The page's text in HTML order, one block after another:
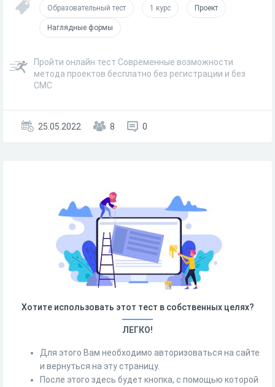
Образовательный тест 1 курс Проект
Наглядные формы
Пройти онлайн тест Современные возможности
метода проектов бесплатно без регистрации и без
СМС
25.05.2022 8 0
Хотите использовать этот тест в собственных целях?
ЛЕГКО!
Для этого Вам необходимо авторизоваться на сайте
и вернуться на эту страницу.
После этого здесь будет кнопка, с помощью которой